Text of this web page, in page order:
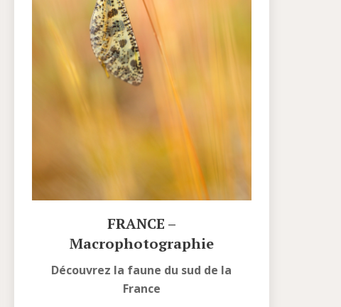
FRANCE –
Macrophotographie
Découvrez la faune du sud de la
France